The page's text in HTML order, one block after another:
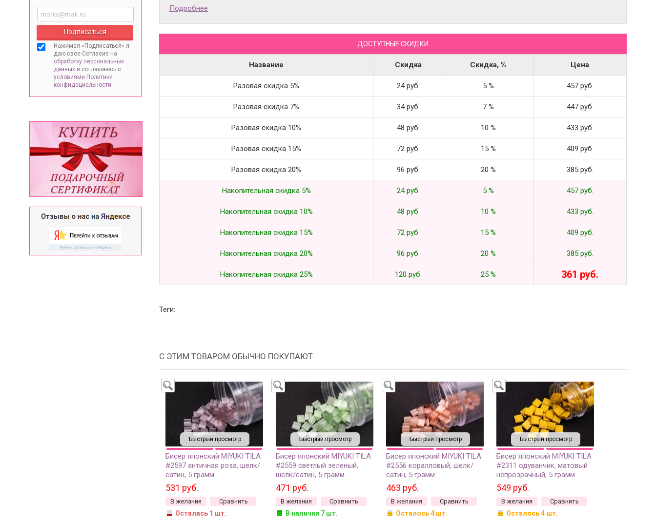
Нажимая «Подписаться» я
даю свое Согласие на
обработку персональных
данных и соглашаюсь с
условиями Политики
конфидециальности
Подробнее
ДОСТУПНЫЕ СКИДКИ
Название Скидка Скидка, % Цена
Разовая скидка 5% 24 руб. 5 % 457 руб.
Разовая скидка 7% 34 руб. 7 % 447 руб.
Разовая скидка 10% 48 руб. 10 % 433 руб.
Разовая скидка 15% 72 руб. 15 % 409 руб.
Разовая скидка 20% 96 руб. 20 % 385 руб.
Накопительная скидка 5% 24 руб. 5 % 457 руб.
Накопительная скидка 10% 48 руб. 10 % 433 руб.
Накопительная скидка 15% 72 руб. 15 % 409 руб.
Накопительная скидка 20% 96 руб. 20 % 385 руб.
Накопительная скидка 25% 120 руб. 25 % 361 руб.
Теги:
С ЭТИМ ТОВАРОМ ОБЫЧНО ПОКУПАЮТ
Быстрый просмотр
Бисер японский MIYUKI TILA
#2597 античная роза, шелк/
сатин, 5 грамм
531 руб.
В желания Сравнить
Осталась 1 шт.
Быстрый просмотр
Бисер японский MIYUKI TILA
#2559 светлый зеленый,
шелк/сатин, 5 грамм
471 руб.
В желания Сравнить
В наличии 7 шт.
Быстрый просмотр
Бисер японский MIYUKI TILA
#2556 коралловый, шелк/
сатин, 5 грамм
463 руб.
В желания Сравнить
Осталось 4 шт.
Быстрый просмотр
Бисер японский MIYUKI TILA
#2311 одуванчик, матовый
непрозрачный, 5 грамм
549 руб.
В желания Сравнить
Осталось 4 шт.